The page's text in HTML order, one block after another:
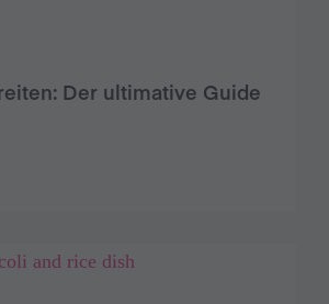
Der ultimative Guide